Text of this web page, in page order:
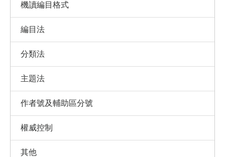
機讀編目格式
編目法
分類法
主題法
作者號及輔助區分號
權威控制
其他